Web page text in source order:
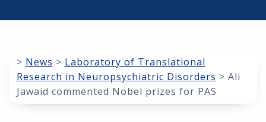
> News > Laboratory of Translational
Research in Neuropsychiatric Disorders > Ali
Jawaid commented Nobel prizes for PAS